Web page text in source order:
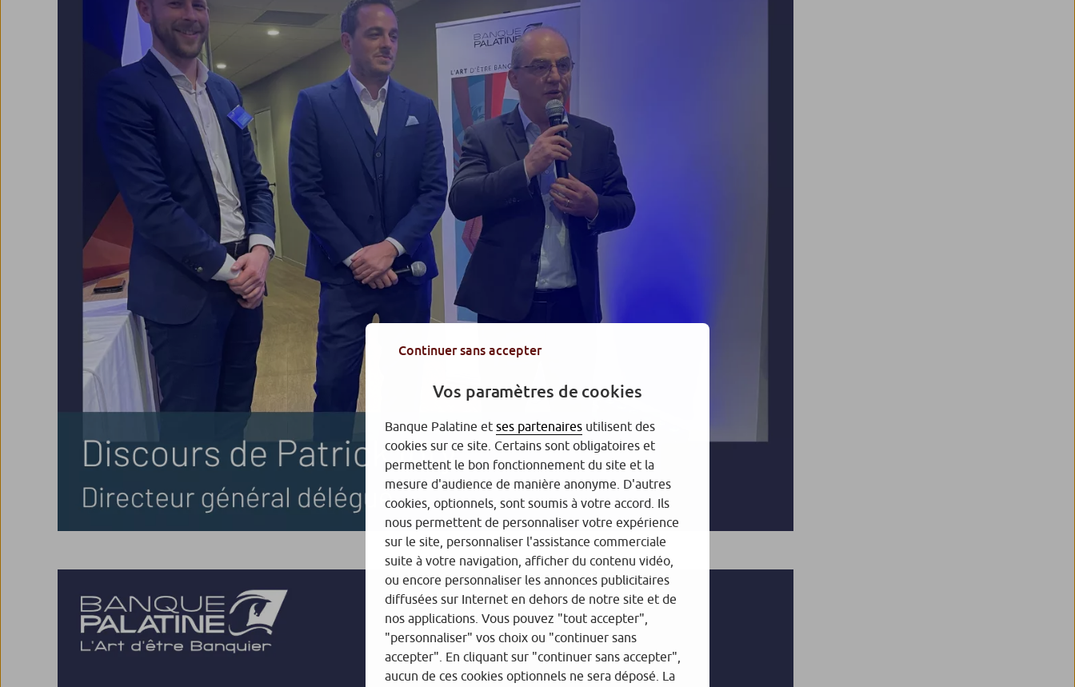
Continuer sans accepter
Vos paramètres de cookies
Banque Palatine et ses partenaires utilisent des
cookies sur ce site. Certains sont obligatoires et
permettent le bon fonctionnement du site et la
mesure d'audience de manière anonyme. D'autres
cookies, optionnels, sont soumis à votre accord. Ils
nous permettent de personnaliser votre expérience
sur le site, personnaliser l'assistance commerciale
suite à votre navigation, afficher du contenu vidéo,
ou encore personnaliser les annonces publicitaires
diffusées sur Internet en dehors de notre site et de
nos applications. Vous pouvez "tout accepter",
"personnaliser" vos choix ou "continuer sans
accepter". En cliquant sur "continuer sans accepter",
aucun de ces cookies optionnels ne sera déposé. La